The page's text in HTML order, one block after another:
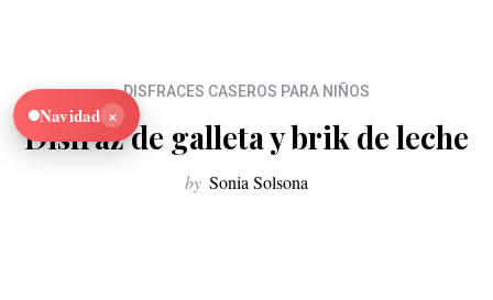
DISFRACES CASEROS PARA NIÑOS
Disfraz de galleta y brik de leche
by Sonia Solsona
Navidad ×